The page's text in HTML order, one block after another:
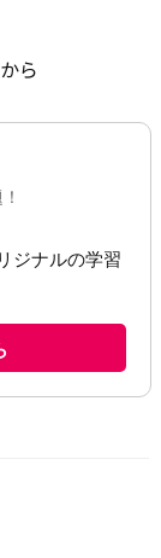
ら